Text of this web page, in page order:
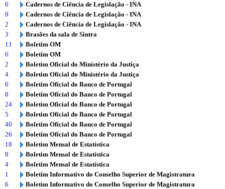
6
Cadernos de Ciência de Legislação - INA
9
Cadernos de Ciência de Legislação - INA
2
Cadernos de Ciência de Legislação - INA
3
Brasões da sala de Sintra
11
Boletim OM
6
Boletim OM
2
Boletim Oficial do Ministério da Justiça
4
Boletim Oficial do Ministério da Justiça
6
Boletim Oficial do Banco de Portugal
8
Boletim Oficial do Banco de Portugal
24
Boletim Oficial do Banco de Portugal
5
Boletim Oficial do Banco de Portugal
40
Boletim Oficial do Banco de Portugal
26
Boletim Oficial do Banco de Portugal
18
Boletim Mensal de Estatística
8
Boletim Mensal de Estatística
4
Boletim Mensal de Estatística
1
Boletim Informativo do Conselho Superior de Magistratura
6
Boletim Informativo do Conselho Superior de Magistratura